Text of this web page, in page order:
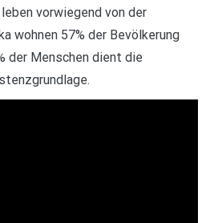
vorwiegend von der
wohnen 57% der Bevölkerung
der Menschen dient die